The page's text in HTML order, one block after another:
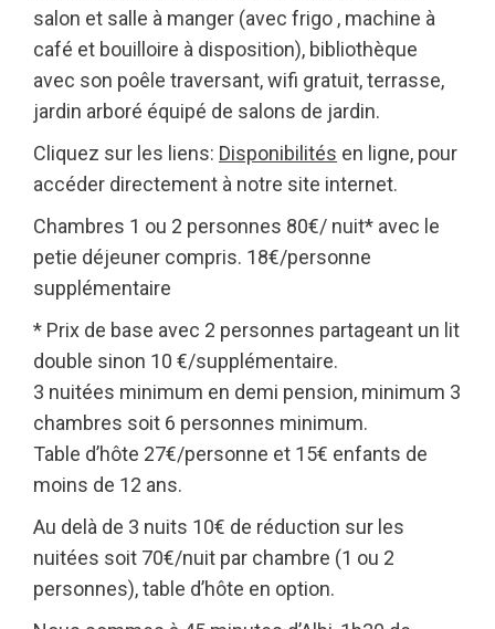
salon et salle à manger (avec frigo , machine à
café et bouilloire à disposition), bibliothèque
avec son poêle traversant, wifi gratuit, terrasse,
jardin arboré équipé de salons de jardin.
Cliquez sur les liens: Disponibilités en ligne, pour
accéder directement à notre site internet.
Chambres 1 ou 2 personnes 80€/ nuit* avec le
petie déjeuner compris. 18€/personne
supplémentaire
* Prix de base avec 2 personnes partageant un lit
double sinon 10 €/supplémentaire.
3 nuitées minimum en demi pension, minimum 3
chambres soit 6 personnes minimum.
Table d’hôte 27€/personne et 15€ enfants de
moins de 12 ans.
Au delà de 3 nuits 10€ de réduction sur les
nuitées soit 70€/nuit par chambre (1 ou 2
personnes), table d’hôte en option.